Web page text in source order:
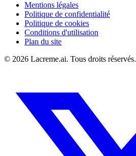
Mentions légales
Politique de confidentialité
Politique de cookies
Conditions d'utilisation
Plan du site
© 2026 Lacreme.ai. Tous droits réservés.